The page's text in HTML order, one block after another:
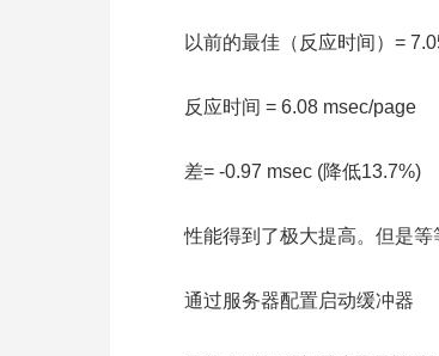
以前的最佳（反应时间）=
反应时间 = 6.08 msec/page
差= -0.97 msec (降低13.7%)
性能得到了极大提高。但是等
通过服务器配置启动缓冲器